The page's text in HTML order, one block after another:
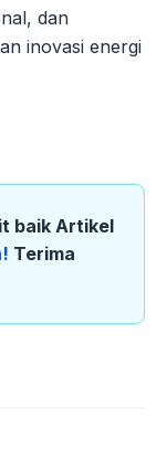
dan
inovasi energi
baik Artikel
Terima